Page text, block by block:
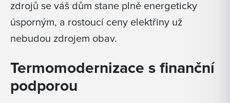
zdrojů se váš dům stane plně energeticky
úsporným, a rostoucí ceny elektřiny už
nebudou zdrojem obav.
Termomodernizace s finanční
podporou